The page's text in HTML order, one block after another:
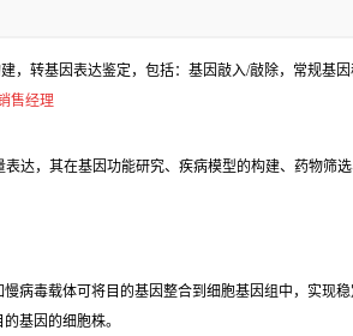
转基因表达鉴定，包括：基因敲入/敲除，常规基
售经理
达，其在基因功能研究、疾病模型的构建、药物筛
病毒载体可将目的基因整合到细胞基因组中，实现稳
基因的细胞株。